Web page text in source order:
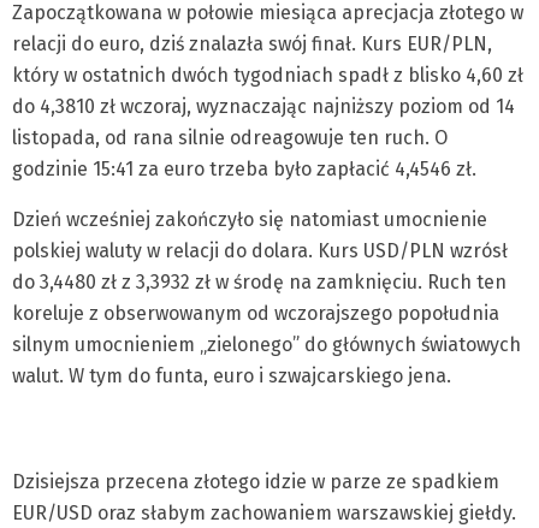
Zapoczątkowana w połowie miesiąca aprecjacja złotego w
relacji do euro, dziś znalazła swój finał. Kurs EUR/PLN,
który w ostatnich dwóch tygodniach spadł z blisko 4,60 zł
do 4,3810 zł wczoraj, wyznaczając najniższy poziom od 14
listopada, od rana silnie odreagowuje ten ruch. O
godzinie 15:41 za euro trzeba było zapłacić 4,4546 zł.
Dzień wcześniej zakończyło się natomiast umocnienie
polskiej waluty w relacji do dolara. Kurs USD/PLN wzrósł
do 3,4480 zł z 3,3932 zł w środę na zamknięciu. Ruch ten
koreluje z obserwowanym od wczorajszego popołudnia
silnym umocnieniem „zielonego” do głównych światowych
walut. W tym do funta, euro i szwajcarskiego jena.
Dzisiejsza przecena złotego idzie w parze ze spadkiem
EUR/USD oraz słabym zachowaniem warszawskiej giełdy.